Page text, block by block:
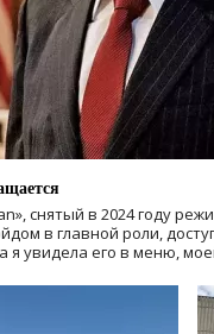
снятый в 2024 году
в главной роли,
я увидела его в меню,